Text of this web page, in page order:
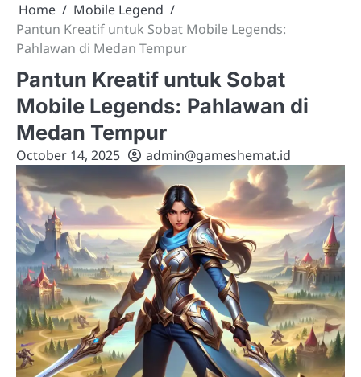
Home
Mobile Legend
Pantun Kreatif untuk Sobat Mobile Legends:
Pahlawan di Medan Tempur
Pantun Kreatif untuk Sobat
Mobile Legends: Pahlawan di
Medan Tempur
October 14, 2025 admin@gameshemat.id